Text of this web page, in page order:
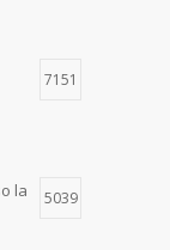
7151
la
5039